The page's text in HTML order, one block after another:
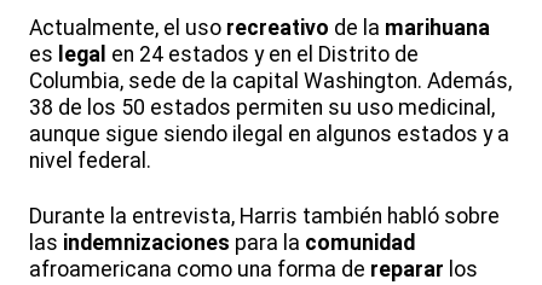
Actualmente, el uso recreativo de la marihuana
es legal en 24 estados y en el Distrito de
Columbia, sede de la capital Washington. Además,
38 de los 50 estados permiten su uso medicinal,
aunque sigue siendo ilegal en algunos estados y a
nivel federal.
Durante la entrevista, Harris también habló sobre
las indemnizaciones para la comunidad
afroamericana como una forma de reparar los